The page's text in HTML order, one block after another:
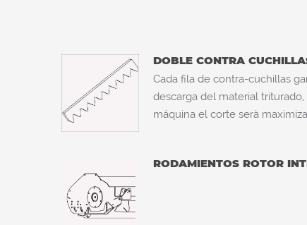
DOBLE CONTRA
Cada fila de contra-cuchillas
descarga del material
máquina el corte serà
RODAMIENTOS ROTOR